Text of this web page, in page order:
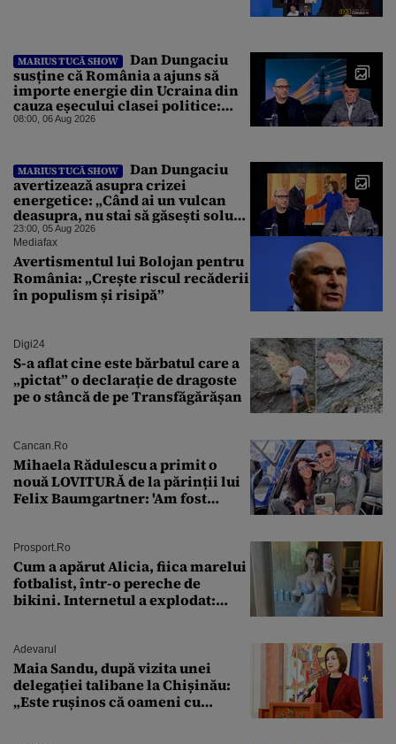
MARIUS TUCĂ SHOW
Dan Dungaciu
susține că România a ajuns să
importe energie din Ucraina din
cauza eșecului clasei politice:
Este bilanțul politic al ultimilor
08:00, 06 Aug 2026
MARIUS TUCĂ SHOW
Dan Dungaciu
avertizează asupra crizei
energetice: „Când ai un vulcan
deasupra, nu stai să găsești soluții
cu leucoplast”
23:00, 05 Aug 2026
Mediafax
Avertismentul lui Bolojan pentru
România: „Crește riscul recăderii
în populism și risipă”
Digi24
S-a aflat cine este bărbatul care a
„pictat” o declarație de dragoste
pe o stâncă de pe Transfăgărășan
Cancan.ro
Mihaela Rădulescu a primit o
nouă LOVITURĂ de la părinții lui
Felix Baumgartner: 'Am fost
Prosport.ro
Cum a apărut Alicia, fiica marelui
fotbalist, într-o pereche de
bikini. Internetul a explodat:
Adevarul
Maia Sandu, după vizita unei
delegației talibane la Chișinău:
„Este rușinos că oameni cu